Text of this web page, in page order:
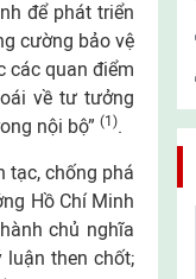
để phát triển
cường bảo vệ
các quan điểm
về tư tưởng
nội bộ” (1).
tạc, chống phá
Hồ Chí Minh
chủ nghĩa
luận then chốt;